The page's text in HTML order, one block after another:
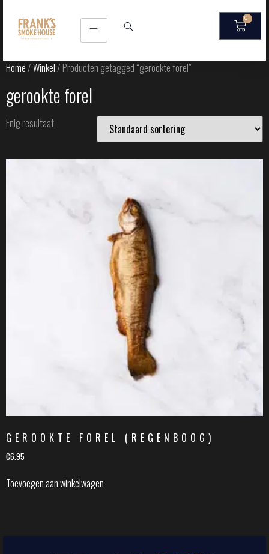
0
Home/Winkel/ Producten getagged “gerookte forel”
gerookte forel
Enig resultaat
GEROOKTE FOREL (REGENBOOG)
€6.95
Toevoegen aan winkelwagen